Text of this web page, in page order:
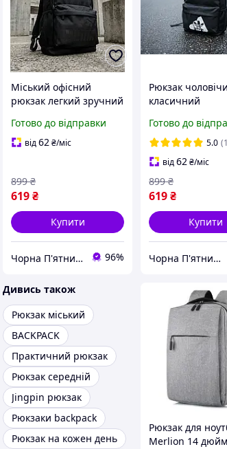
Міський офісний
рюкзак легкий зручний
для навчання рюкзак
міський прогулянковий
Готово до відправки
від62₴/міс
619₴
899 ₴
Купити
Чорна П'ятниця 96%
Рюкзак
класичний
зручний
практичний
для школи
Готово до
5.0
від62₴/міс
619₴
899 ₴
Купити
Чорна П'ятниця
Дивись також
Рюкзак міський
BACKPACK
Практичний рюкзак
Рюкзак середній
Jingpin рюкзак
Рюкзаки backpack
Рюкзак на кожен день
Рюкзак для
Merlion 14